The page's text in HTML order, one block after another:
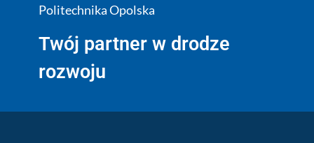
Politechnika Opolska
Twój partner w drodze
rozwoju